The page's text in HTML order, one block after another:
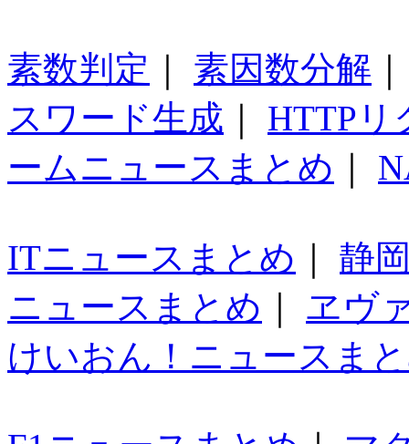
素数判定 素因数分解
スワード生成
HTTPリ
ームニュースまとめ
ITニュースまとめ
静
ニュースまとめ
ヱヴ
けいおん！ニュースま